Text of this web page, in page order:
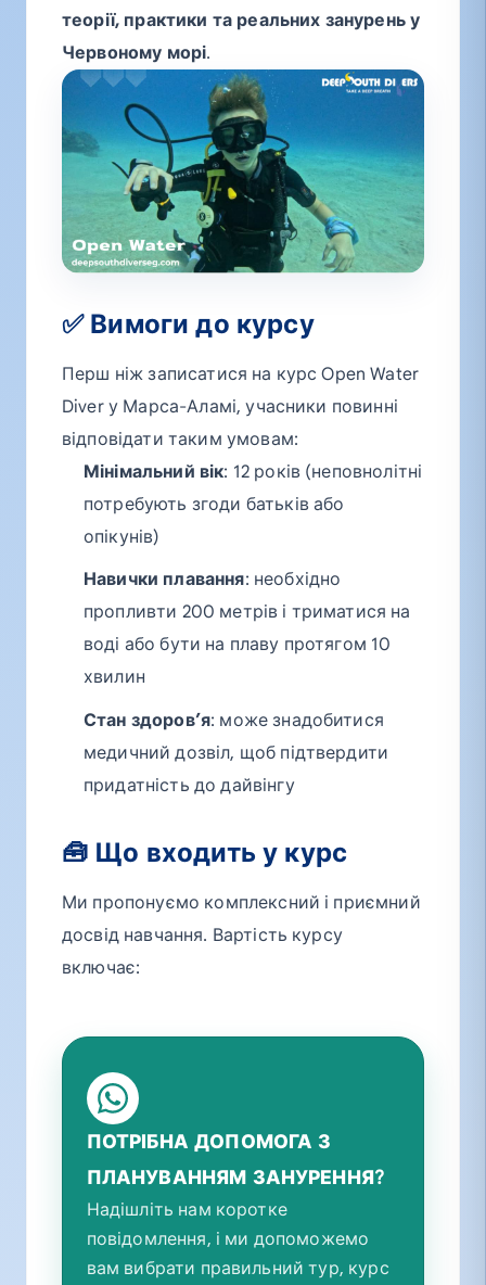
теорії, практики та реальних занурень у
Червоному морі.
✅ Вимоги до курсу
Перш ніж записатися на курс Open Water
Diver у Марса-Аламі, учасники повинні
відповідати таким умовам:
Мінімальний вік: 12 років (неповнолітні
потребують згоди батьків або
опікунів)
Навички плавання: необхідно
пропливти 200 метрів і триматися на
воді або бути на плаву протягом 10
хвилин
Стан здоров’я: може знадобитися
медичний дозвіл, щоб підтвердити
придатність до дайвінгу
🧰 Що входить у курс
Ми пропонуємо комплексний і приємний
досвід навчання. Вартість курсу
включає:
ПОТРІБНА ДОПОМОГА З
ПЛАНУВАННЯМ ЗАНУРЕННЯ?
Надішліть нам коротке
повідомлення, і ми допоможемо
вам вибрати правильний тур, курс